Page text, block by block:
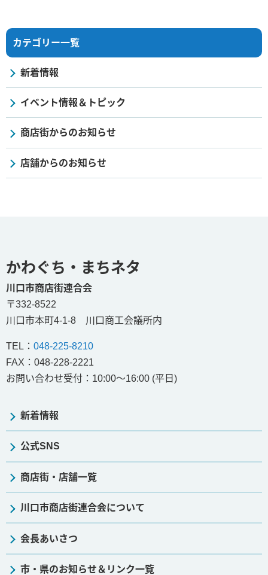
カテゴリー一覧
新着情報
イベント情報＆トピック
商店街からのお知らせ
店舗からのお知らせ
かわぐち・まちネタ
川口市商店街連合会
〒332-8522
川口市本町4-1-8 川口商工会議所内
TEL： 048-225-8210
FAX：048-228-2221
お問い合わせ受付： 10:00～16:00 (平日)
新着情報
公式SNS
商店街・店舗一覧
川口市商店街連合会について
会長あいさつ
市・県のお知らせ＆リンク一覧